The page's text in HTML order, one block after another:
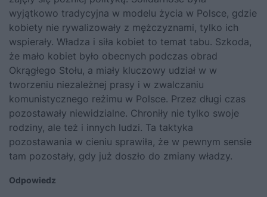
wyjątkowo tradycyjna w modelu życia w Polsce, gdzie
kobiety nie rywalizowały z mężczyznami, tylko ich
wspierały. Władza i siła kobiet to temat tabu. Szkoda,
że mało kobiet było obecnych podczas obrad
Okrągłego Stołu, a miały kluczowy udział w w
tworzeniu niezależnej prasy i w zwalczaniu
komunistycznego reżimu w Polsce. Przez długi czas
pozostawały niewidzialne. Chroniły nie tylko swoje
rodziny, ale też i innych ludzi. Ta taktyka
pozostawania w cieniu sprawiła, że w pewnym sensie
tam pozostały, gdy już doszło do zmiany władzy.
Odpowiedz